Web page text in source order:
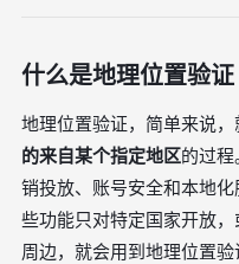
什么是地理位置验证
地理位置验证，简单来说，
的来自某个指定地区的过
销投放、账号安全和本地
些功能只对特定国家开放
周边，就会用到地理位置验